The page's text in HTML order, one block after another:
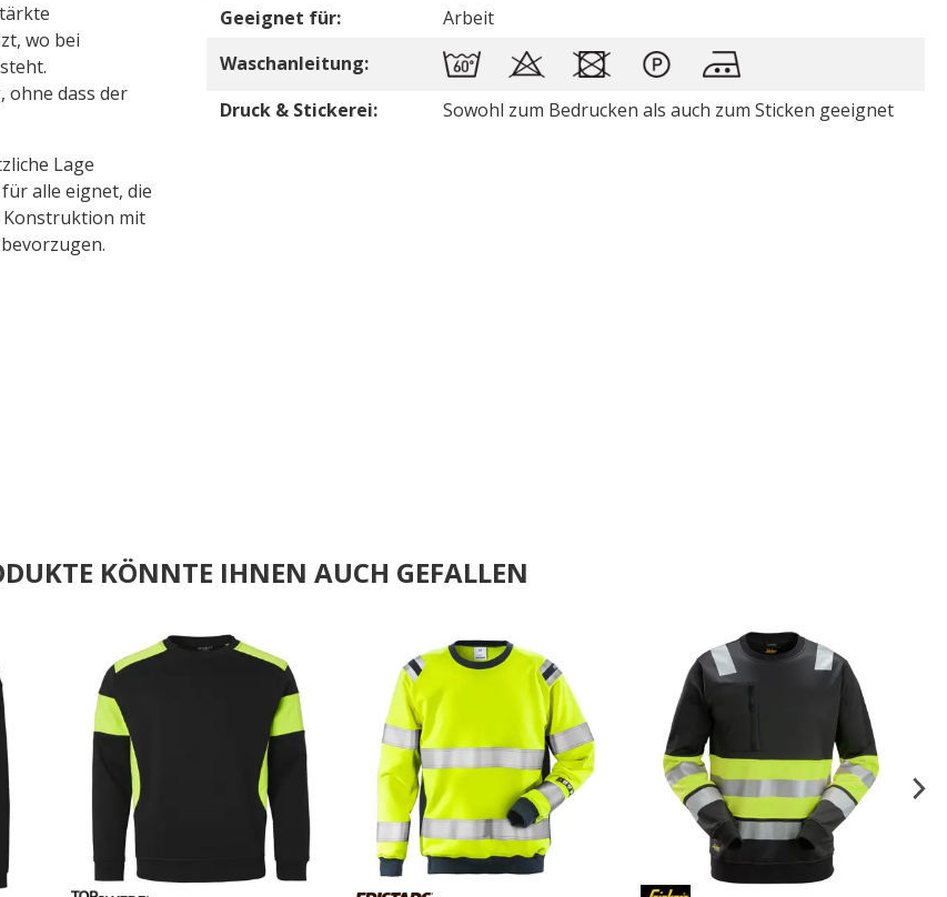
wo bei
ohne dass der
Lage
alle eignet, die
Konstruktion mit
Geeignet für:
Arbeit
Waschanleitung:
Druck & Stickerei:
Sowohl zum Bedrucken als auch zum Sticken geeignet
KÖNNTE IHNEN AUCH GEFALLEN